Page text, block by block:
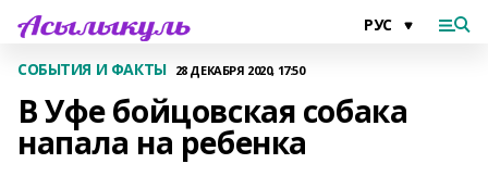
СОБЫТИЯ И ФАКТЫ 28 ДЕКАБРЯ 2020, 17:50
В Уфе бойцовская собака
напала на ребенка